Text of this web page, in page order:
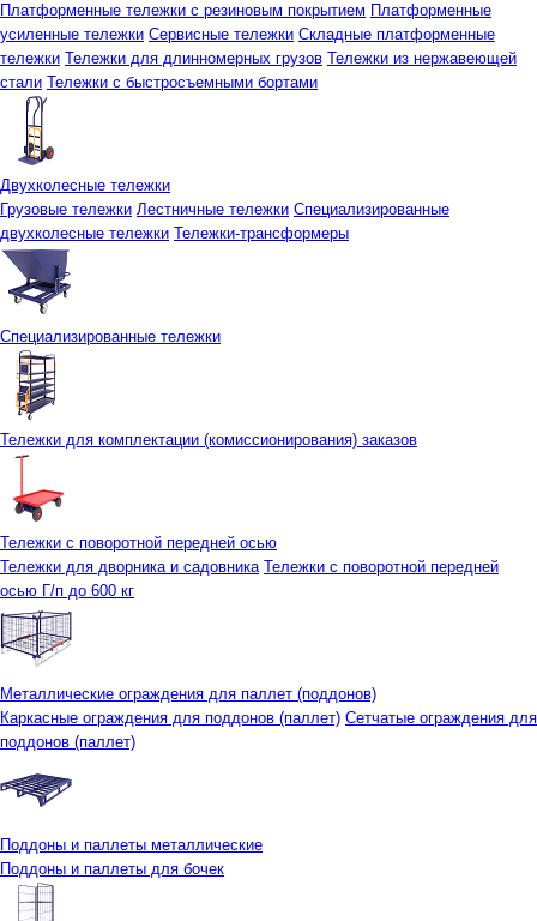
Платформенные тележки с резиновым покрытием Платформенные
усиленные тележки Сервисные тележки Складные платформенные
тележки Тележки для длинномерных грузов Тележки из нержавеющей
стали Тележки с быстросъемными бортами
Двухколесные тележки
Грузовые тележки Лестничные тележки Специализированные
двухколесные тележки Тележки-трансформеры
Специализированные тележки
Тележки для комплектации (комиссионирования) заказов
Тележки с поворотной передней осью
Тележки для дворника и садовника Тележки с поворотной передней
осью Г/п до 600 кг
Металлические ограждения для паллет (поддонов)
Каркасные ограждения для поддонов (паллет) Сетчатые ограждения для
поддонов (паллет)
Поддоны и паллеты металлические
Поддоны и паллеты для бочек